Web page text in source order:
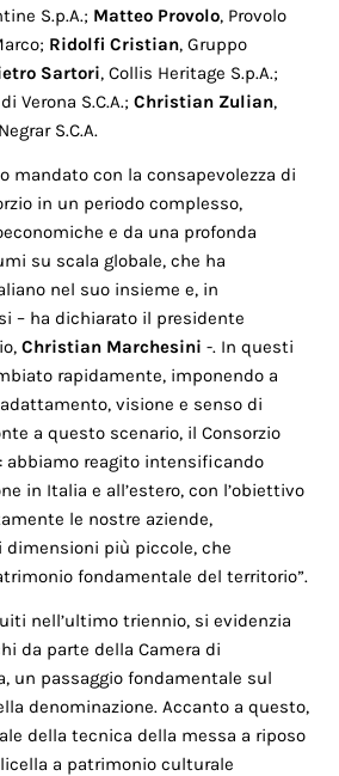
S.p.A.; Matteo Provolo, Provolo
Ridolfi Cristian, Gruppo
Sartori, Collis Heritage S.p.A.;
Verona S.C.A.;Christian Zulian,
S.C.A.
mandato con la consapevolezza di
in un periodo complesso,
e da una profonda
su scala globale, che ha
nel suo insieme e, in
– ha dichiarato il presidente
Christian Marchesini -. In questi
rapidamente, imponendo a
visione e senso di
a questo scenario, il Consorzio
abbiamo reagito intensificando
in Italia e all’estero, con l’obiettivo
le nostre aziende,
più piccole, che
fondamentale del territorio”.
nell’ultimo triennio, si evidenzia
da parte della Camera di
un passaggio fondamentale sul
denominazione. Accanto a questo,
della tecnica della messa a riposo
a patrimonio culturale